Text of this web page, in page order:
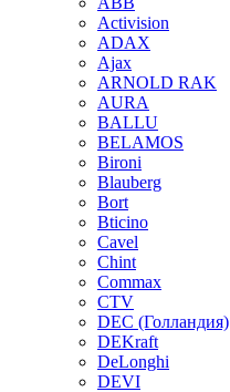
Activision
ADAX
Ajax
ARNOLD RAK
AURA
BALLU
BELAMOS
Bironi
Blauberg
Bort
Bticino
Cavel
Chint
Commax
CTV
DEC (Голландия)
DEKraft
DeLonghi
DEVI